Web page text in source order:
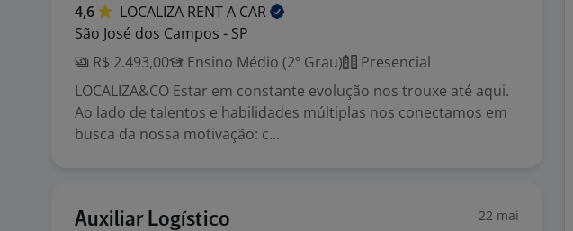
4,6 LOCALIZA RENT A CAR
São José dos Campos - SP
R$ 2.493,00
Ensino Médio (2º Grau)
Presencial
LOCALIZA&CO Estar em constante evolução nos trouxe até aqui.
Ao lado de talentos e habilidades múltiplas nos conectamos em
busca da nossa motivação: c...
Auxiliar Logístico 22 mai